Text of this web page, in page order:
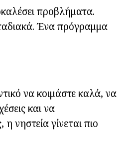
προβλήματα.
Ένα πρόγραμμα
να κοιμάστε καλά, να
και να
νηστεία γίνεται πιο